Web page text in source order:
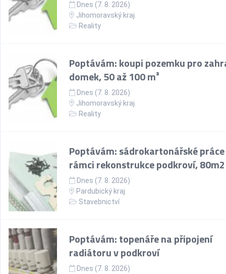
Dnes (7. 8. 2026)
Jihomoravský kraj
Reality
Poptávám: koupi pozemku pro
domek, 50 až 100 m²
Dnes (7. 8. 2026)
Jihomoravský kraj
Reality
Poptávám: sádrokartonářské
rámci rekonstrukce podkroví, 80m2
Dnes (7. 8. 2026)
Pardubický kraj
Stavebnictví
Poptávám: topenáře na připojení
radiátoru v podkroví
Dnes (7. 8. 2026)